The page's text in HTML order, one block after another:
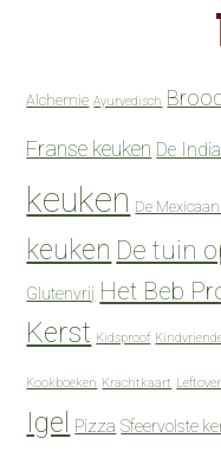
Alchemie Ayurvedisch
Franse keuken De
keuken De
keuken De tuin
Glutenvrij Het Beb
Kerst Kidsproof
Kookboeken Krachtkaart
Igel
Pizza Sfeervolste